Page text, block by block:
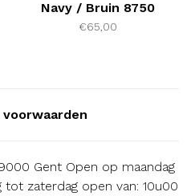
Navy / Bruin 8750
€65,00
Gent Open op maandag
tot zaterdag open van: 10u00